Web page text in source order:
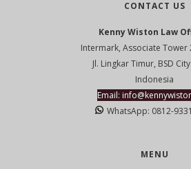
CONTACT US
Kenny Wiston Law
Intermark, Associate
Jl. Lingkar Timur, BSD
Indonesia
Email:
WhatsApp: 0812-
MENU